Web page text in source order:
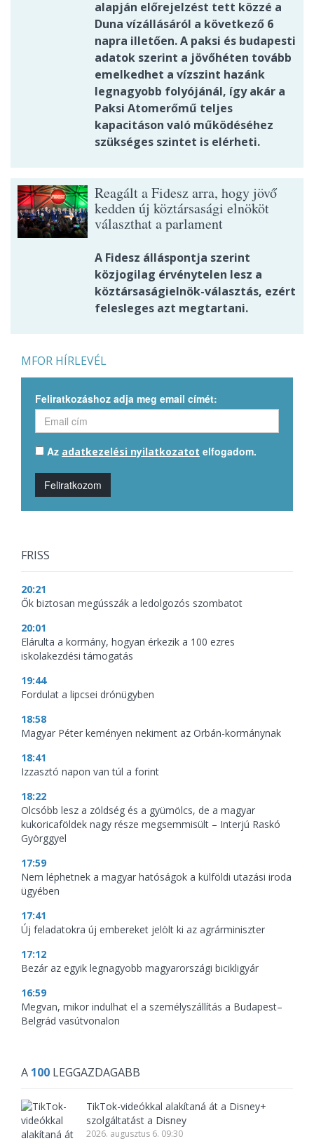
alapján előrejelzést tett közzé a
Duna vízállásáról a következő 6
napra illetően. A paksi és budapesti
adatok szerint a jövőhéten tovább
emelkedhet a vízszint hazánk
legnagyobb folyójánál, így akár a
Paksi Atomerőmű teljes
kapacitáson való működéséhez
szükséges szintet is elérheti.
Reagált a Fidesz arra, hogy jövő
kedden új köztársasági elnököt
választhat a parlament
A Fidesz álláspontja szerint
közjogilag érvénytelen lesz a
köztársaságielnök-választás, ezért
felesleges azt megtartani.
MFOR HÍRLEVÉL
Feliratkozáshoz adja meg email címét:
Az adatkezelési nyilatkozatot elfogadom.
Feliratkozom
FRISS
20:21
Ők biztosan megússzák a ledolgozós szombatot
20:01
Elárulta a kormány, hogyan érkezik a 100 ezres
iskolakezdési támogatás
19:44
Fordulat a lipcsei drónügyben
18:58
Magyar Péter keményen nekiment az Orbán-kormánynak
18:41
Izzasztó napon van túl a forint
18:22
Olcsóbb lesz a zöldség és a gyümölcs, de a magyar
kukoricaföldek nagy része megsemmisült – Interjú Raskó
Györggyel
17:59
Nem léphetnek a magyar hatóságok a külföldi utazási iroda
ügyében
17:41
Új feladatokra új embereket jelölt ki az agrárminiszter
17:12
Bezár az egyik legnagyobb magyarországi bicikligyár
16:59
Megvan, mikor indulhat el a személyszállítás a Budapest–
Belgrád vasútvonalon
A 100 LEGGAZDAGABB
TikTok-videókkal alakítaná át a Disney+
szolgáltatást a Disney
2026. augusztus 6. 09:30